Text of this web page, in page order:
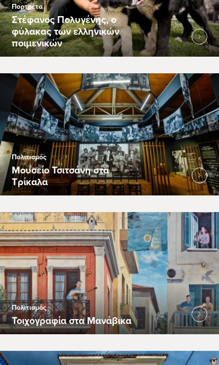
Πορτρέτα
Στέφανος Πολυγένης, ο
φύλακας των ελληνικών
ποιμενικών
Πολιτισμός
Μουσείο Τσιτσάνη στα
Τρίκαλα
Πολιτισμός
Τοιχογραφία στα Μανάβικα